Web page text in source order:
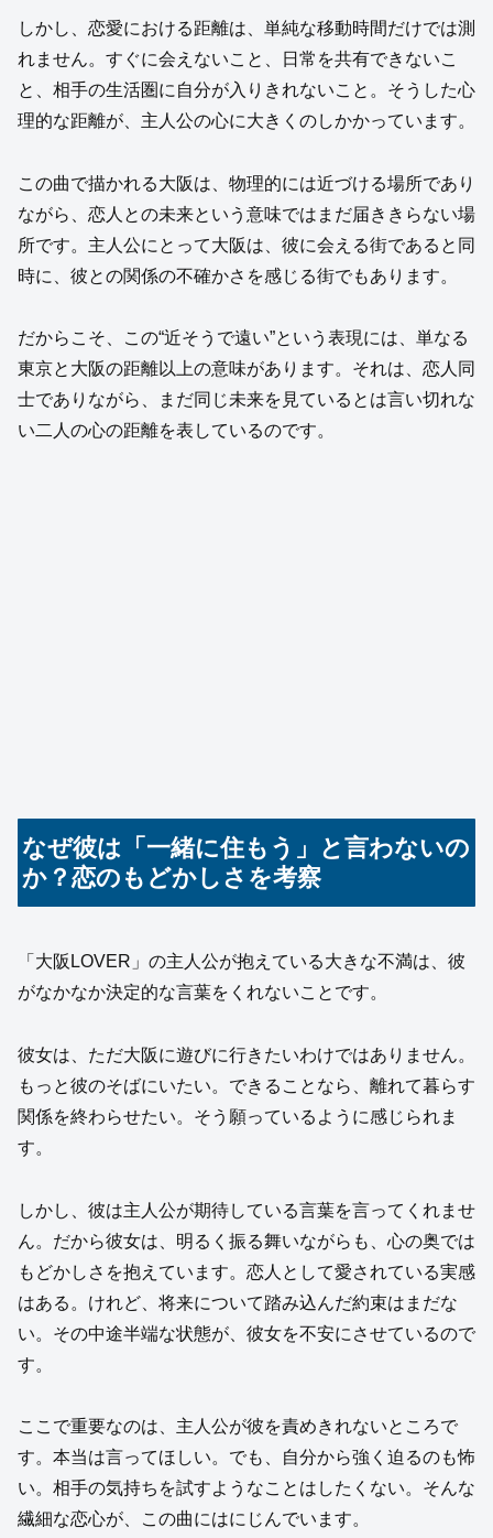
しかし、恋愛における距離は、単純な移動時間だけでは測
れません。すぐに会えないこと、日常を共有できないこ
と、相手の生活圏に自分が入りきれないこと。そうした心
理的な距離が、主人公の心に大きくのしかかっています。
この曲で描かれる大阪は、物理的には近づける場所であり
ながら、恋人との未来という意味ではまだ届ききらない場
所です。主人公にとって大阪は、彼に会える街であると同
時に、彼との関係の不確かさを感じる街でもあります。
だからこそ、この“近そうで遠い”という表現には、単なる
東京と大阪の距離以上の意味があります。それは、恋人同
士でありながら、まだ同じ未来を見ているとは言い切れな
い二人の心の距離を表しているのです。
なぜ彼は「一緒に住もう」と言わないの
か？恋のもどかしさを考察
「大阪LOVER」の主人公が抱えている大きな不満は、彼
がなかなか決定的な言葉をくれないことです。
彼女は、ただ大阪に遊びに行きたいわけではありません。
もっと彼のそばにいたい。できることなら、離れて暮らす
関係を終わらせたい。そう願っているように感じられま
す。
しかし、彼は主人公が期待している言葉を言ってくれませ
ん。だから彼女は、明るく振る舞いながらも、心の奥では
もどかしさを抱えています。恋人として愛されている実感
はある。けれど、将来について踏み込んだ約束はまだな
い。その中途半端な状態が、彼女を不安にさせているので
す。
ここで重要なのは、主人公が彼を責めきれないところで
す。本当は言ってほしい。でも、自分から強く迫るのも怖
い。相手の気持ちを試すようなことはしたくない。そんな
繊細な恋心が、この曲にはにじんでいます。